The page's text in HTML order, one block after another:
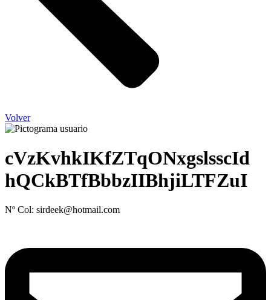
Volver
cVzKvhkIKfZTqONxgslsscId
hQCkBTfBbbzIIBhjiLTFZuI
Nº Col: sirdeek@hotmail.com